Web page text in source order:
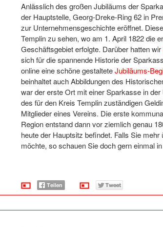
Anlässlich des großen Jubiläums der
der Hauptstelle, Georg-Dreke-Ring 62 in
zur Unternehmensgeschichte eröffnet.
Templin zu sehen, wo am 1. April 1822 die
Geschäftsgebiet erfolgte. Darüber hatten wir
sich für die spannende Historie der
online eine schöne gestalteteJubiläums-
beinhaltet auch Abbildungen des
war der erste Ort mit einer Sparkasse in
des für den Kreis Templin zuständigen
Mitglieder eines Vereins. Die erste
Region entstand dann vor ziemlich genau
heute der Hauptsitz befindet. Falls Sie
möchte, so schauen Sie doch gern einmal